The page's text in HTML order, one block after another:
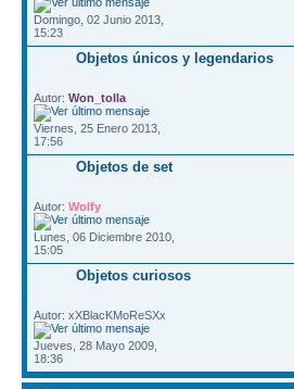
Domingo, 02 Junio 2013,
15:23
Objetos únicos y legendarios
Autor: Won_tolla
Viernes, 25 Enero 2013,
17:56
Objetos de set
Autor: Wolfy
Lunes, 06 Diciembre 2010,
15:05
Objetos curiosos
Autor: xXBlacKMoReSXx
Jueves, 28 Mayo 2009,
18:36